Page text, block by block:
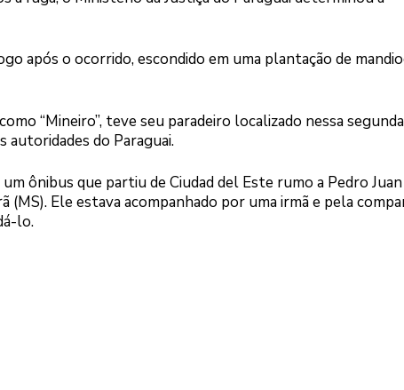
após o ocorrido, escondido em uma plantação de
“Mineiro”, teve seu paradeiro localizado nessa
autoridades do Paraguai.
ônibus que partiu de Ciudad del Este rumo a Pedro Juan
Ele estava acompanhado por uma irmã e pela
lo.